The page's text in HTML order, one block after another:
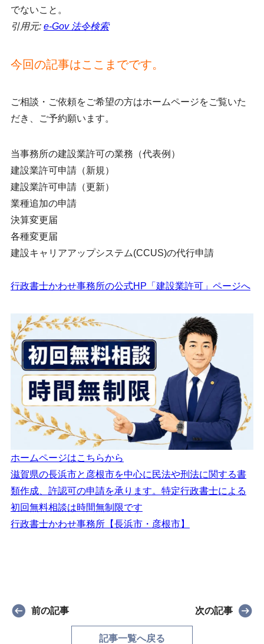
でないこと。
引用元: e-Gov 法令検索
今回の記事はここまでです。
ご相談・ご依頼をご希望の方はホームページをご覧いた
だき、ご予約願います。
当事務所の建設業許可の業務（代表例）
建設業許可申請（新規）
建設業許可申請（更新）
業種追加の申請
決算変更届
各種変更届
建設キャリアアップシステム(CCUS)の代行申請
行政書士かわせ事務所の公式HP「建設業許可」ページへ
ホームページはこちらから
滋賀県の長浜市と彦根市を中心に民法や刑法に関する書
類作成、許認可の申請を承ります。特定行政書士による
初回無料相談は時間無制限です
行政書士かわせ事務所【長浜市・彦根市】
前の記事
記事一覧へ戻る
次の記事